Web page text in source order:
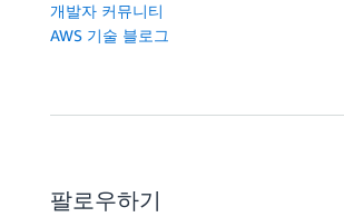
개발자 커뮤니티
AWS 기술 블로그
팔로우하기